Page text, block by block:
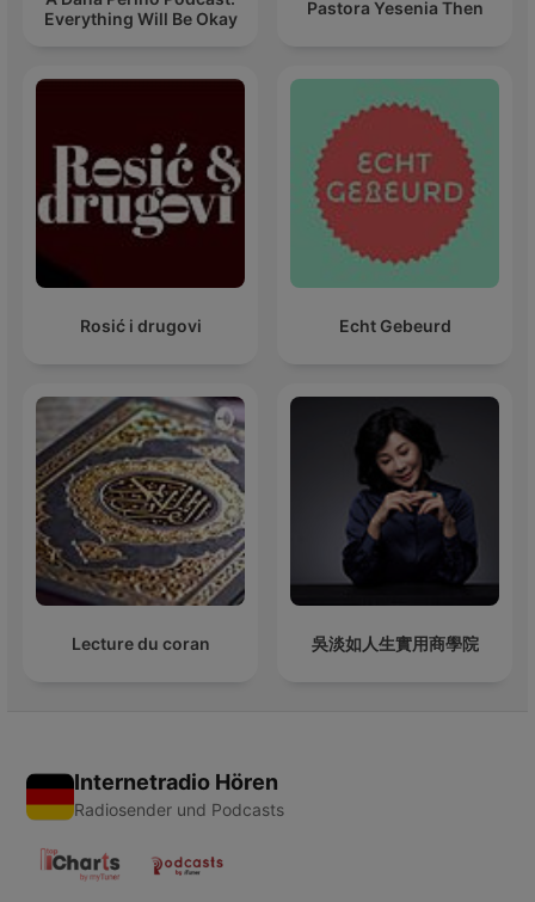
Everything Will Be Okay
Pastora Yesenia Then
Rosić i drugovi Echt Gebeurd
Lecture du coran 吳淡如人生實用商學院
Internetradio Hören
Radiosender und Podcasts